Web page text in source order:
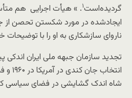
گردیده‌است۱. » هیأت اجرایی هم
ایجادشده در مورد شکستن تحصن از
ناروای سازشکاری به او را با توضیحات
تجدید سازمان جبهه ملی ایران اندکی
شاه اندک گشایشی در فضای سیاسی